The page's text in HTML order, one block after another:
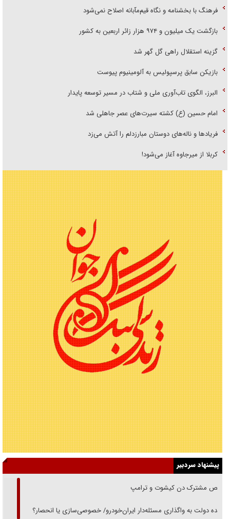
فرهنگ با بخشنامه و نگاه قیم‌مآبانه اصلاح نمی‌شود
بازگشت یک میلیون و ۹۷۴ هزار زائر اربعین به کشور
گزینه استقلال راهی گل گهر شد
بازیکن سابق پرسپولیس به آلومینیوم پیوست
البرز، الگوی تاب‌آوری ملی و شتاب در مسیر توسعه پایدار
امام حسین (ع) کشته سیرت‌های عصر جاهلی شد
فریاد‌ها و ناله‌های دوستان مبارزدلم را آتش می‌زد
کربلا از میرجاوه آغاز می‌شود!
پیشنهاد سردبیر
رقص مشترک دن کیشوت و ترامپ
دنده دولت به واگذاری مسئله‌دار ایران‌خودرو/ خصوصی‌سازی یا انحصار؟